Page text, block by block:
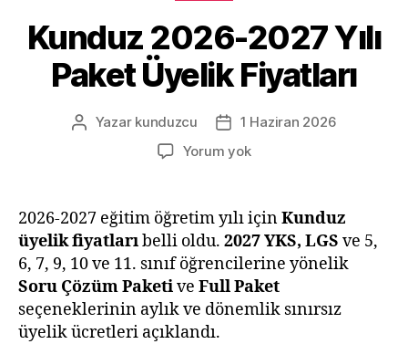
Kunduz 2026-2027 Yılı
Paket Üyelik Fiyatları
Yazının
Yazar kunduzcu
Yazı
tarihi
1 Haziran 2026
Yorum yokKunduz
Yılı
Paket
Üyelik
Fiyatları
2026-2027 eğitim öğretim yılı içinKunduz
üyelik fiyatlarıbelli oldu. 2027 YKS, LGS ve 5,
6, 7, 9, 10 ve 11. sınıf öğrencilerine yönelik
Soru Çözüm Paketive Full Paket
seçeneklerinin aylık ve dönemlik sınırsız
üyelik ücretleri açıklandı.